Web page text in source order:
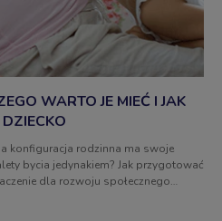
WARTO JE MIEĆ I JAK
konfiguracja rodzinna ma swoje
bycia jedynakiem? Jak przygotować
dla rozwoju społecznego